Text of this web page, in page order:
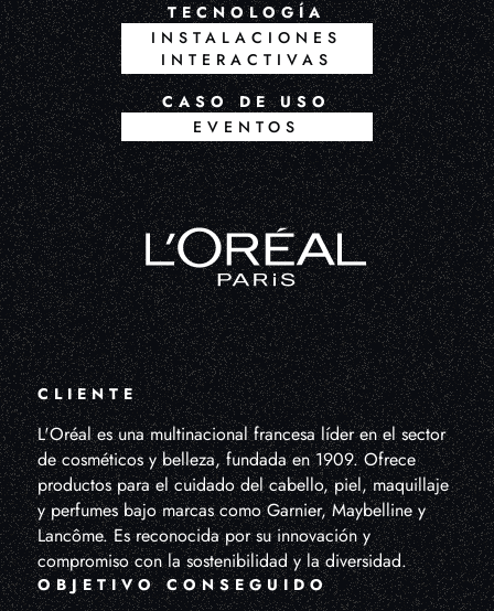
TECNOLOGÍA
INSTALACIONES
INTERACTIVAS
CASO DE USO
EVENTOS
CLIENTE
L'Oréal es una multinacional francesa líder en el sector
de cosméticos y belleza, fundada en 1909. Ofrece
productos para el cuidado del cabello, piel, maquillaje
y perfumes bajo marcas como Garnier, Maybelline y
Lancôme. Es reconocida por su innovación y
compromiso con la sostenibilidad y la diversidad.
OBJETIVO CONSEGUIDO